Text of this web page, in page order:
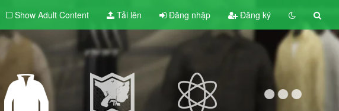
Show Adult Content Tải lên Đăng nhập Đăng ký